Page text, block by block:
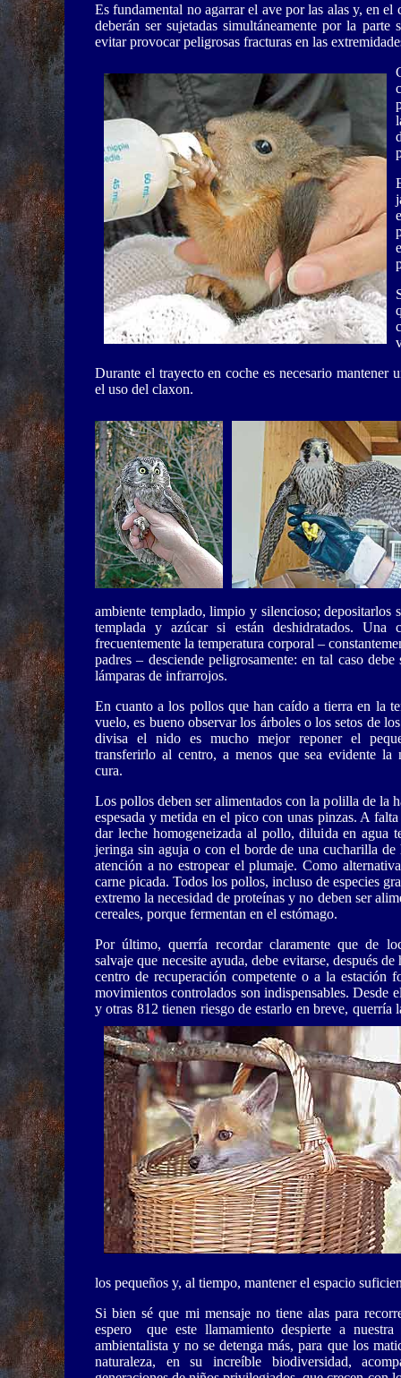
Es fundamental no agarrar el ave por las alas y, en el
deberán ser sujetadas simultáneamente por la parte
evitar provocar peligrosas fracturas en las
Durante el trayecto en coche es necesario mantener
el uso del claxon.
ambiente templado, limpio y silencioso; depositarlos
templada y azúcar si están deshidratados.
frecuentemente la temperatura corporal –
padres – desciende peligrosamente: en tal caso
lámparas de infrarrojos.
En cuanto a los pollos que han caído a tierra en la
vuelo, es bueno observar los árboles o los setos de
divisa el nido es mucho mejor reponer el
transferirlo al centro, a menos que sea evidente la
cura.
Los pollos deben ser alimentados con la polilla de la
espesada y metida en el pico con unas pinzas. A
dar leche homogeneizada al pollo, diluida en agua
jeringa sin aguja o con el borde de una cucharilla de
atención a no estropear el plumaje. Como
carne picada. Todos los pollos, incluso de especies
extremo la necesidad de proteínas y no deben ser
cereales, porque fermentan en el estómago.
Por último, querría recordar claramente que de
salvaje que necesite ayuda, debe evitarse, después
centro de recuperación competente o a la estación
movimientos controlados son indispensables. Desde
y otras 812 tienen riesgo de estarlo en breve, querría
los pequeños y, al tiempo, mantener el espacio
Si bien sé que mi mensaje no tiene alas para
espero que este llamamiento despierte a nuestra
ambientalista y no se detenga más, para que los
naturaleza, en su increíble biodiversidad,